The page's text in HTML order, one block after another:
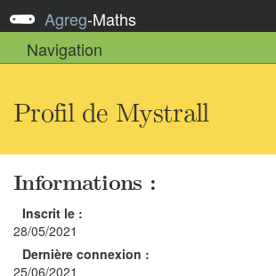
Agreg-Maths
Navigation
Profil de Mystrall
Informations :
Inscrit le :
28/05/2021
Dernière connexion :
25/06/2021